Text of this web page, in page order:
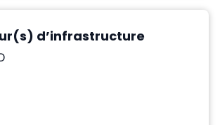
d’infrastructure